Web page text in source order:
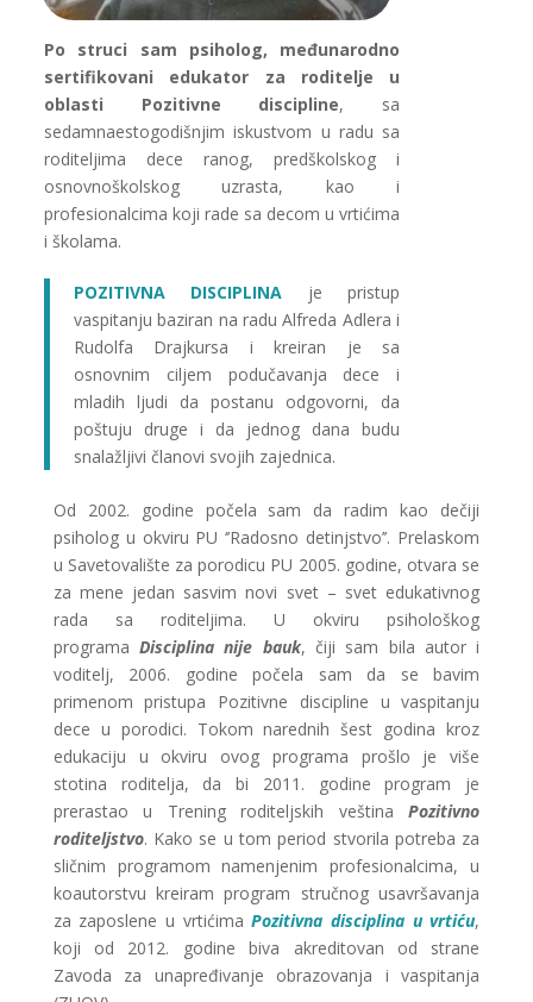
Po struci sam psiholog, međunarodno
sertifikovani edukator za roditelje u
oblasti Pozitivne discipline, sa
sedamnaestogodišnjim iskustvom u radu sa
roditeljima dece ranog, predškolskog i
osnovnoškolskog uzrasta, kao i
profesionalcima koji rade sa decom u vrtićima
i školama.
POZITIVNA DISCIPLINA
je pristup
vaspitanju baziran na radu Alfreda Adlera i
Rudolfa Drajkursa i kreiran je sa
osnovnim ciljem podučavanja dece i
mladih ljudi da postanu odgovorni, da
poštuju druge i da jednog dana budu
snalažljivi članovi svojih zajednica.
Od 2002. godine počela sam da radim kao dečiji
psiholog u okviru PU ‘’Radosno detinjstvo’’. Prelaskom
u Savetovalište za porodicu PU 2005. godine, otvara se
za mene jedan sasvim novi svet – svet edukativnog
rada sa roditeljima. U okviru psihološkog
programaDisciplina nije bauk, čiji sam bila autor i
voditelj, 2006. godine počela sam da se bavim
primenom pristupa Pozitivne discipline u vaspitanju
dece u porodici. Tokom narednih šest godina kroz
edukaciju u okviru ovog programa prošlo je više
stotina roditelja, da bi 2011. godine program je
prerastao u Trening roditeljskih veštinaPozitivno
roditeljstvo. Kako se u tom period stvorila potreba za
sličnim programom namenjenim profesionalcima, u
koautorstvu kreiram program stručnog usavršavanja
za zaposlene u vrtićimaPozitivna disciplina u vrtiću,
koji od 2012. godine biva akreditovan od strane
Zavoda za unapređivanje obrazovanja i vaspitanja